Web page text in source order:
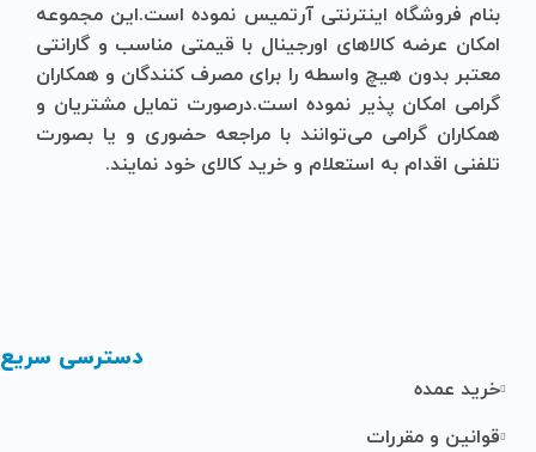
بنام فروشگاه اینترنتی آرتمیس نموده است.این مجموعه
امکان عرضه کالاهای اورجینال با قیمتی مناسب و گارانتی
معتبر بدون هیچ واسطه را برای مصرف کنندگان و همکاران
گرامی امکان پذیر نموده است.درصورت تمایل مشتریان و
همکاران گرامی می‌توانند با مراجعه حضوری و یا بصورت
تلفنی اقدام به استعلام و خرید کالای خود نمایند.
دسترسی سریع
خرید عمده
قوانین و مقررات